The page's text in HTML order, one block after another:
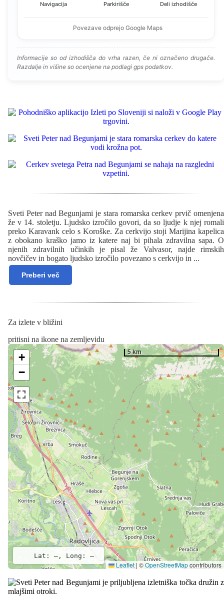
Navigacija Parkirišče Deli izhodišče
Povezave odprejo Google Maps
Informacije so od izhodišča do vrha razen, če ni označeno drugače.
Razdalje in višine so ocenjene na podlagi gps podatkov.
Sveti Peter nad Begunjami je stara romarska cerkev prvič omenjena
že v 14. stoletju. Ljudsko izročilo govori, da so ljudje k njej romali
preko Karavank celo s Koroške. Za cerkvijo stoji Marijina kapelica
z obokano kraško jamo iz katere naj bi pihala zdravilna sapa. O
njenih zdravilnih učinkih je pisal že Valvasor, najde rimskih
novčičev in bogato ljudsko izročilo povezano s cerkvijo in ...
Preberi več
Za izlete v bližini
pritisni na ikone na zemljevidu
+
−
5 km
Lat: –, Long: –
Leaflet | ©OpenStreetMapcontributors